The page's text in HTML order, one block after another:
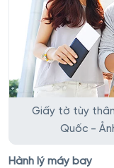
Giấy tờ tùy
Quốc -
Hành lý máy bay